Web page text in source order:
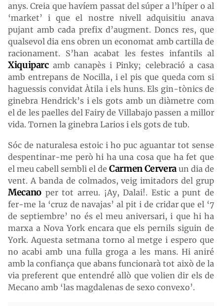
anys. Creia que havíem passat del súper a l’híper o al
‘market’ i que el nostre nivell adquisitiu anava
pujant amb cada prefix d’augment. Doncs res, que
qualsevol dia ens obren un economat amb cartilla de
racionament. S’han acabat les festes infantils al
Xiquiparcamb canapès i Pinky; celebració a casa
amb entrepans de Nocilla, i el pis que queda com si
haguessis convidat Àtila i els huns. Els gin-tònics de
ginebra Hendrick’s i els gots amb un diàmetre com
el de les paelles del Fairy de Villabajo passen a millor
vida. Tornen la ginebra Larios i els gots de tub.
Sóc de naturalesa estoic i ho puc aguantar tot sense
despentinar-me però hi ha una cosa que ha fet que
el meu cabell sembli el deCarmen Cervera un dia de
vent. A banda de colmados, veig imitadors del grup
Mecanoper tot arreu. ¡Ay, Dalai!. Estic a punt de
fer-me la ‘cruz de navajas’ al pit i de cridar que el ‘7
de septiembre’ no és el meu aniversari, i que hi ha
marxa a Nova York encara que els pernils siguin de
York. Aquesta setmana torno al metge i espero que
no acabi amb una fulla groga a les mans. Hi aniré
amb la confiança que abans funcionarà tot això de la
via preferent que entendré allò que volien dir els de
Mecano amb ‘las magdalenas de sexo convexo’.